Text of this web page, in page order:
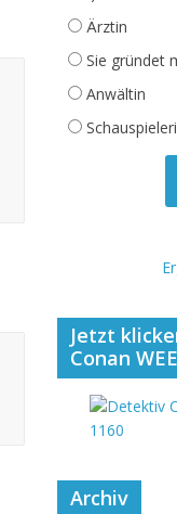
Ärztin
Sie gründet
Anwältin
Jetzt
Conan
Archiv